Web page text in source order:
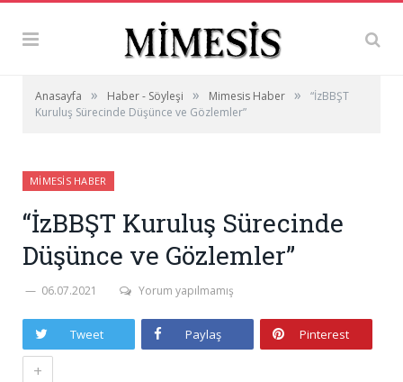
Anasayfa » Haber - Söyleşi » Mimesis Haber »
“İzBBŞT
Kuruluş Sürecinde Düşünce ve Gözlemler”
MIMESIS HABER
“İzBBŞT Kuruluş Sürecinde
Düşünce ve Gözlemler”
06.07.2021 Yorum yapılmamış
Tweet Paylaş Pinterest
+